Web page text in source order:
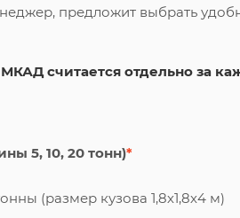
предложит выбрать
считается отдельно за
5, 10, 20 тонн)*
(размер кузова 1,8х1,8х4 м)